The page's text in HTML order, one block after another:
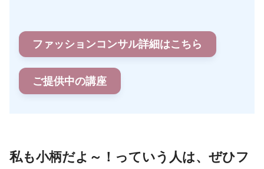
ファッションコンサル詳細はこちら
ご提供中の講座
私も小柄だよ～！っていう人は、ぜひフ